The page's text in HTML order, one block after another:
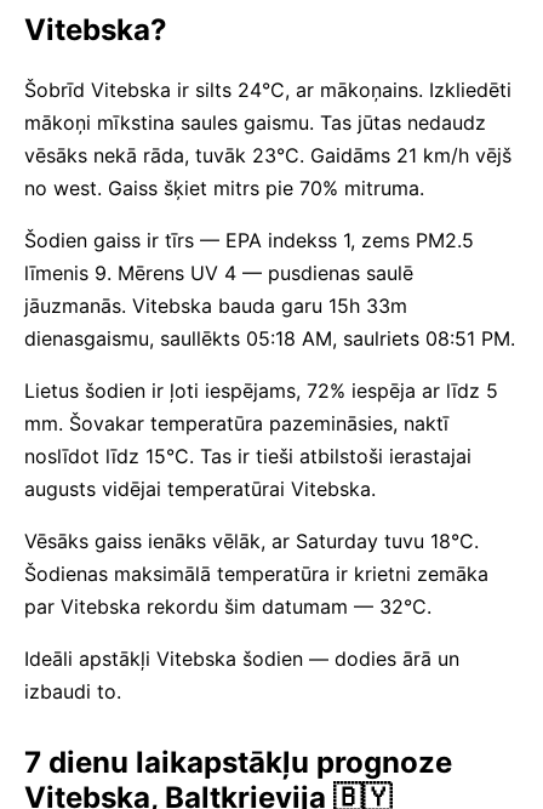
Vitebska?
Šobrīd Vitebska ir silts 24°C, ar mākoņains. Izkliedēti
mākoņi mīkstina saules gaismu. Tas jūtas nedaudz
vēsāks nekā rāda, tuvāk 23°C. Gaidāms 21 km/h vējš
no west. Gaiss šķiet mitrs pie 70% mitruma.
Šodien gaiss ir tīrs — EPA indekss 1, zems PM2.5
līmenis 9. Mērens UV 4 — pusdienas saulē
jāuzmanās. Vitebska bauda garu 15h 33m
dienasgaismu, saullēkts 05:18 AM, saulriets 08:51 PM.
Lietus šodien ir ļoti iespējams, 72% iespēja ar līdz 5
mm. Šovakar temperatūra pazemināsies, naktī
noslīdot līdz 15°C. Tas ir tieši atbilstoši ierastajai
augusts vidējai temperatūrai Vitebska.
Vēsāks gaiss ienāks vēlāk, ar Saturday tuvu 18°C.
Šodienas maksimālā temperatūra ir krietni zemāka
par Vitebska rekordu šim datumam — 32°C.
Ideāli apstākļi Vitebska šodien — dodies ārā un
izbaudi to.
7 dienu laikapstākļu prognoze
Vitebska, Baltkrievija 🇧🇾